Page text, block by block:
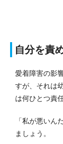
自分を責
愛着障害の影
すが、それは
は何ひとつ責
「私が悪いん
ましょう。